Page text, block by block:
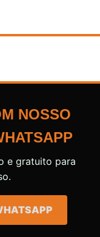
NOSSO
e gratuito para